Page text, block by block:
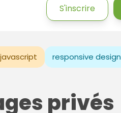
S'inscrire
javascript responsive design
privés